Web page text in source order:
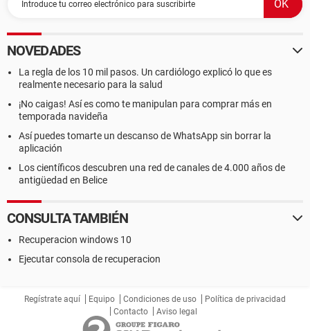
NOVEDADES
La regla de los 10 mil pasos. Un cardiólogo explicó lo que es
realmente necesario para la salud
¡No caigas! Así es como te manipulan para comprar más en
temporada navideña
Así puedes tomarte un descanso de WhatsApp sin borrar la
aplicación
Los científicos descubren una red de canales de 4.000 años de
antigüedad en Belice
CONSULTA TAMBIÉN
Recuperacion windows 10
Ejecutar consola de recuperacion
Regístrate aquí Equipo Condiciones de uso
Política de privacidad
Contacto
Aviso legal